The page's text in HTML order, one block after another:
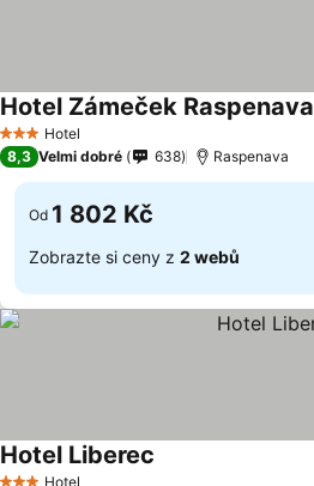
3 Počet hvězdiček
Hotel
Hotel Zámeček Raspenava
8,3 Velmi dobré 638 Raspenava
Od 1 802 Kč
Zobrazte si ceny z 2 webů
Hotel
Hotel Liberec